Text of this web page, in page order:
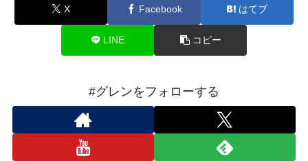
X Facebook はてブ
LINE コピー
#グレンをフォローする